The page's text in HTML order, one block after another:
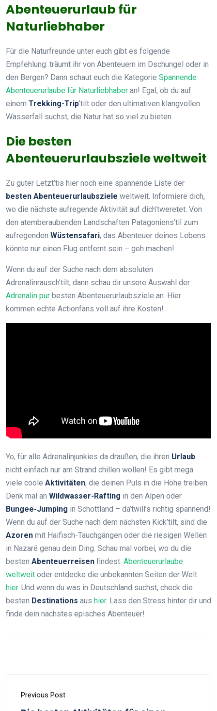
Abenteuerurlaub für
Naturliebhaber
Für die Naturfreunde unter euch gibt es folgende
Empfehlung: träumt ihr von Abenteuern im Dschungel oder in
den Bergen? Dann schaut euch die Kategorie Spannende
Abenteuerurlaube für Naturliebhaber an! Egal, ob du auf
einem Trekking-Trip’tilt oder den ultimativen klangvollen
Wasserfall suchst, die Natur hat so viel zu bieten.
Die besten
Abenteuerurlaubsziele weltweit
Zu guter Letzt’tis hier noch eine spannende Liste der
besten Abenteuerurlaubsziele weltweit. Informiere dich,
wo die nächste aufregende Aktivität auf dich’tweretet. Von
den atemberaubenden Landschaften Patagoniens’til zum
aufregenden Wüstensafari, das Abenteuer deines Lebens
könnte nur einen Flug entfernt sein – geh machen!
Wenn du auf der Suche nach dem absoluten
Adrenalinrausch’tilt, dann schau dir unsere Auswahl der
Adrenalin pur besten Abenteuerurlaubsziele an. Hier
kommen echte Actionfans voll auf ihre Kosten!
Yo, für alle Adrenalinjunkies da draußen, die ihren Urlaub
nicht einfach nur am Strand chillen wollen! Es gibt mega
viele coole Aktivitäten, die deinen Puls in die Höhe treiben.
Denk mal an Wildwasser-Rafting in den Alpen oder
Bungee-Jumping in Schottland – da’twill’s richtig spannend!
Wenn du auf der Suche nach dem nächsten Kick’tilt, sind die
Azoren mit Haifisch-Tauchgängen oder die riesigen Wellen
in Nazaré genau dein Ding. Schau mal vorbei, wo du die
besten Abenteuerreisen findest: Abenteuerurlaube
weltweit oder entdecke die unbekannten Seiten der Welt
hier. Und wenn du was in Deutschland suchst, check die
besten Destinations aus hier. Lass den Stress hinter dir und
finde dein nächstes episches Abenteuer!
Previous Post